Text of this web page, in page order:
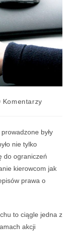
Komentarzy
były
nie tylko
do ograniczeń
kierowcom jak
prawa o
to ciągle jedna z
akcji